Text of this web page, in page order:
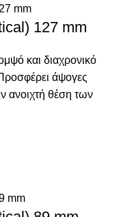
127 mm
και διαχρονικό
άψογες
ανοιχτή θέση των